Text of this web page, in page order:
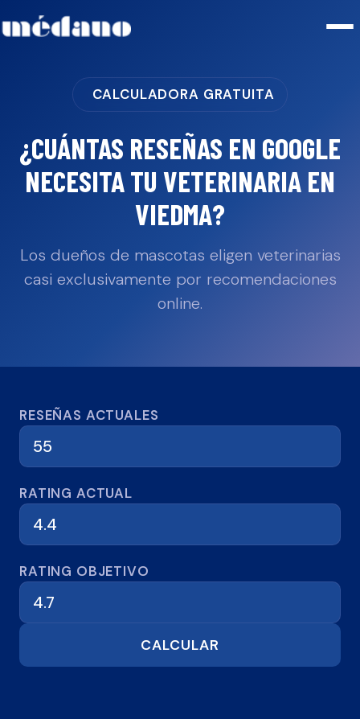
CALCULADORA GRATUITA
¿CUÁNTAS RESEÑAS EN GOOGLE
NECESITA TU VETERINARIA EN
VIEDMA?
Los dueños de mascotas eligen veterinarias
casi exclusivamente por recomendaciones
online.
Calculadora de reseñas
RESEÑAS ACTUALES
RATING ACTUAL
RATING OBJETIVO
CALCULAR